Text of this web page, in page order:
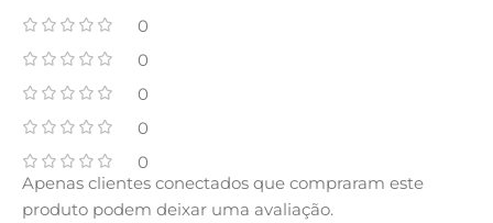
0
0
0
0
0
Apenas clientes conectados que compraram este
produto podem deixar uma avaliação.